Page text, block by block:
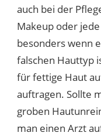
auch bei der
Makeup oder
besonders wenn
falschen Hauttyp
für fettige Haut
auftragen. Sollte
groben
man einen Arzt